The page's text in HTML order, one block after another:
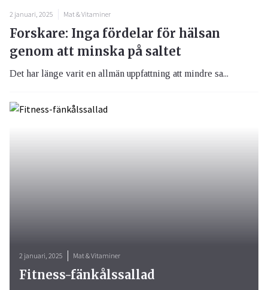
2 januari, 2025 Mat & Vitaminer
Forskare: Inga fördelar för hälsan
genom att minska på saltet
Det har länge varit en allmän uppfattning att mindre sa...
2 januari, 2025 Mat & Vitaminer
Fitness-fänkålssallad